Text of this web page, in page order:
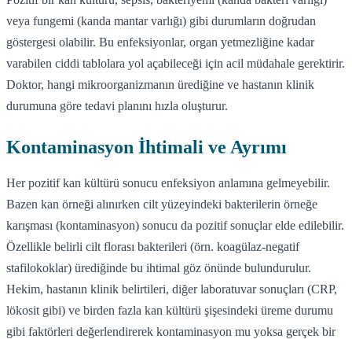
veya fungemi (kanda mantar varlığı) gibi durumların doğrudan
göstergesi olabilir. Bu enfeksiyonlar, organ yetmezliğine kadar
varabilen ciddi tablolara yol açabileceği için acil müdahale gerektirir.
Doktor, hangi mikroorganizmanın ürediğine ve hastanın klinik
durumuna göre tedavi planını hızla oluşturur.
Kontaminasyon İhtimali ve Ayrımı
Her pozitif kan kültürü sonucu enfeksiyon anlamına gelmeyebilir.
Bazen kan örneği alınırken cilt yüzeyindeki bakterilerin örneğe
karışması (kontaminasyon) sonucu da pozitif sonuçlar elde edilebilir.
Özellikle belirli cilt florası bakterileri (örn. koagülaz-negatif
stafilokoklar) ürediğinde bu ihtimal göz önünde bulundurulur.
Hekim, hastanın klinik belirtileri, diğer laboratuvar sonuçları (CRP,
lökosit gibi) ve birden fazla kan kültürü şişesindeki üreme durumu
gibi faktörleri değerlendirerek kontaminasyon mu yoksa gerçek bir